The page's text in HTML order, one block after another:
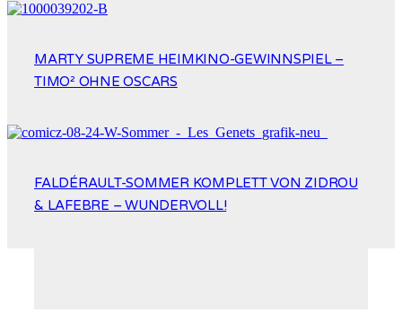
MARTY SUPREME HEIMKINO-GEWINNSPIEL –
TIMO² OHNE OSCARS
FALDÉRAULT-SOMMER KOMPLETT VON ZIDROU
& LAFEBRE – WUNDERVOLL!